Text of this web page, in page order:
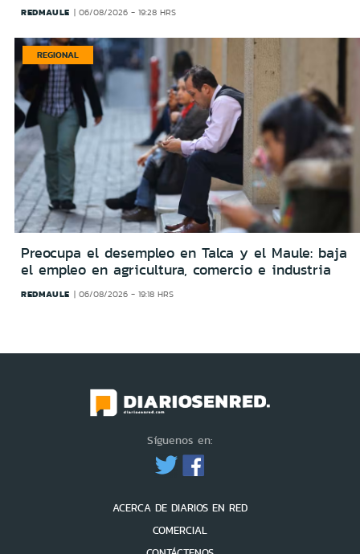
REDMAULE 06/08/2026 - 19:28 HRS
REGIONAL
Preocupa el desempleo en Talca y el Maule: baja
el empleo en agricultura, comercio e industria
REDMAULE 06/08/2026 - 19:18 HRS
Síguenos en:
ACERCA DE DIARIOS EN RED
COMERCIAL